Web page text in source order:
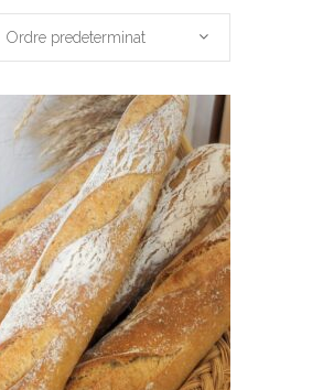
Ordre predeterminat